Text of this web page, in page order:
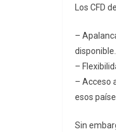
Los CFD
–
disponible.
–
– Acceso
esos
Sin